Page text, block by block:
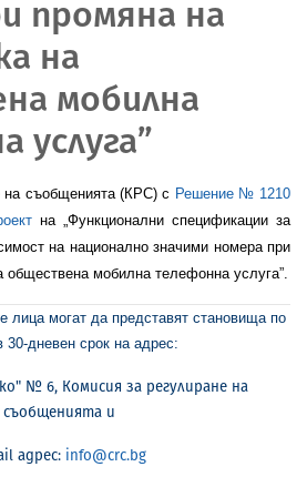
промяна на
на
мобилна
услуга”
на съобщенията (КРС) с Решение № 1210
на „Функционални спецификации за
на национално значими номера при
обществена мобилна телефонна услуга”.
лица могат да представят становища по
30-дневен срок на адрес:
" № 6, Комисия за регулиране на
съобщенията и
адрес: info@crc.bg